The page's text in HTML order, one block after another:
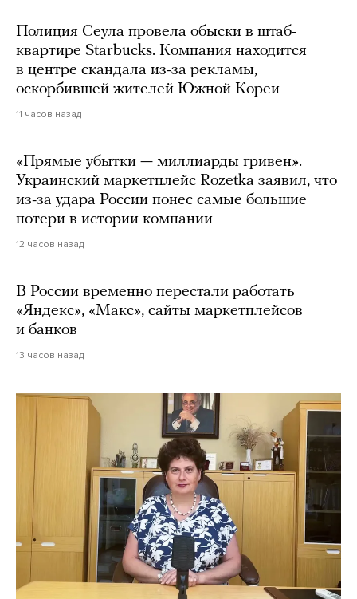
Полиция Сеула провела обыски в штаб-
квартире Starbucks. Компания находится
в центре скандала из-за рекламы,
оскорбившей жителей Южной Кореи
11 часов назад
«Прямые убытки — миллиарды гривен».
Украинский маркетплейс Rozetka заявил, что
из-за удара России понес самые большие
потери в истории компании
12 часов назад
В России временно перестали работать
«Яндекс», «Макс», сайты маркетплейсов
и банков
13 часов назад